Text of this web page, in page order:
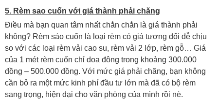
5. Rèm sao cuốn với giá thành phải chăng
Điều mà bạn quan tâm nhất chắn chắn là giá thành phải
không? Rèm sáo cuốn là loại rèm có giá tương đối dễ chịu
so với các loại rèm vải cao su, rèm vải 2 lớp, rèm gỗ… Giá
của 1 mét rèm cuốn chỉ doa động trong khoảng 300.000
đồng – 500.000 đồng. Với mức giá phải chăng, bạn không
cần bỏ ra một mức kinh phí đầu tư lớn mà đã có bộ rèm
sang trọng, hiện đại cho văn phòng của mình rồi nè.